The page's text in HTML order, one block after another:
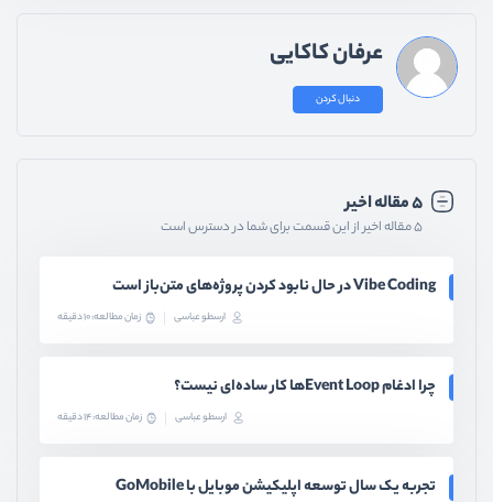
عرفان کاکایی
دنبال کردن
۵ مقاله اخیر
۵ مقاله اخیر از این قسمت برای شما در دسترس است
Vibe Coding در حال نابود کردن پروژه‌های متن‌باز است
ارسطو عباسی زمان مطالعه: 10 دقیقه
چرا ادغام Event Loopها کار ساده‌ای نیست؟
ارسطو عباسی زمان مطالعه: 14 دقیقه
تجربه یک سال توسعه اپلیکیشن موبایل با GoMobile